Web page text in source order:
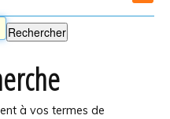
à vos termes de